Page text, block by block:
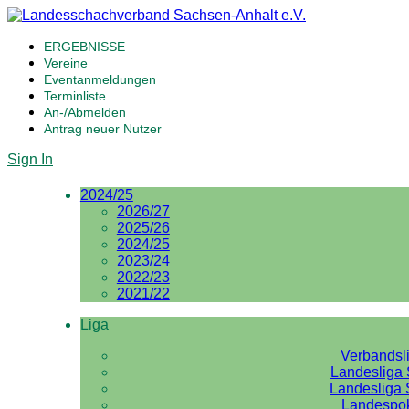
ERGEBNISSE
Vereine
Eventanmeldungen
Terminliste
An-/Abmelden
Antrag neuer Nutzer
Sign In
2024/25
2026/27
2025/26
2024/25
2023/24
2022/23
2021/22
Liga
Landesliga
Landesliga